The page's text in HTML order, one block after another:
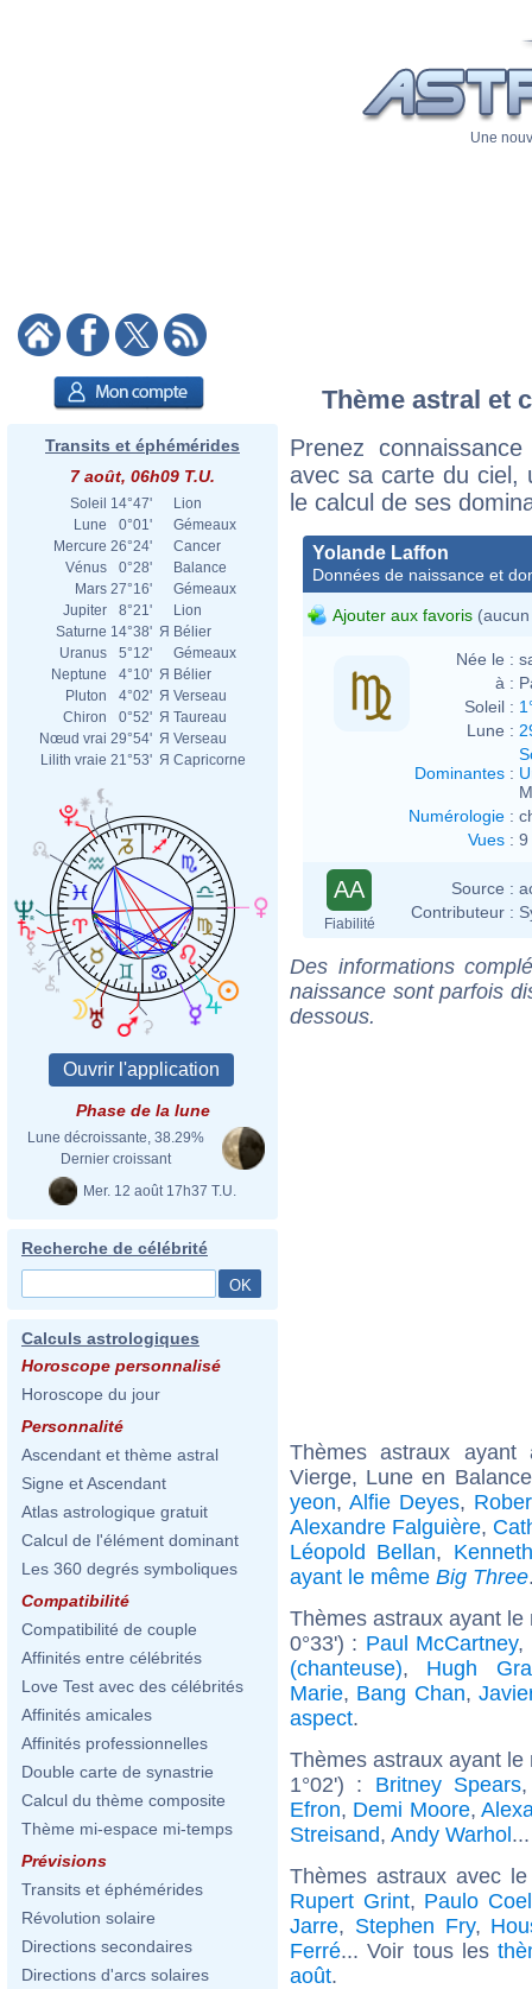
Une
Transits et éphémérides
7 août, 06h09 T.U.
Soleil 14°47'
Lion
Lune
0°01'
Gémeaux
Mercure 26°24'
Cancer
Vénus
0°28'
Balance
Mars 27°16'
Gémeaux
Jupiter
8°21'
Lion
Saturne 14°38' Я Bélier
Uranus
5°12'
Gémeaux
Neptune
4°10' Я Bélier
Pluton
4°02' Я Verseau
Chiron
0°52' Я Taureau
Nœud vrai 29°54' Я Verseau
Lilith vraie 21°53' Я Capricorne
Phase de la lune
Lune décroissante, 38.29%
Dernier croissant
Mer. 12 août 17h37 T.U.
Recherche de célébrité
Calculs astrologiques
Horoscope personnalisé
Horoscope du jour
Personnalité
Ascendant et thème astral
Signe et Ascendant
Atlas astrologique gratuit
Calcul de l'élément dominant
Les 360 degrés symboliques
Compatibilité
Compatibilité de couple
Affinités entre célébrités
Love Test avec des célébrités
Affinités amicales
Affinités professionnelles
Double carte de synastrie
Calcul du thème composite
Thème mi-espace mi-temps
Prévisions
Transits et éphémérides
Révolution solaire
Directions secondaires
Directions d'arcs solaires
Thème astral et
Prenez
avec sa carte du ciel,
le calcul de ses
Yolande Laffon
Données de naissance et
Ajouter aux favoris
Née le :
à :
Soleil :
Lune :
Dominantes :
Numérologie :
Vues : 9
AA
Fiabilité
Source :
Contributeur :
Des informations
naissance sont parfois
dessous.
Thèmes astraux
Vierge, Lune en
yeon, Alfie Deyes,
Alexandre Falguière,
Léopold Bellan,
ayant le même Big Three
Thèmes astraux ayant
0°33') : Paul McCartney,
(chanteuse), Hugh
Marie, Bang Chan,
aspect.
Thèmes astraux ayant
1°02') : Britney Spears
Efron, Demi Moore,
Streisand, Andy Warhol
Thèmes astraux avec
Rupert Grint, Paulo
Jarre, Stephen Fry,
Ferré... Voir tous les
août.